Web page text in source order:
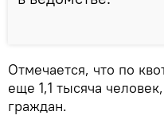
Отмечается, что по
еще 1,1 тысяча
граждан.